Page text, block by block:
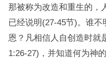
那被称为改造和重生的，
已经说明(27-45节)。谁
恩？凡相信人自创造时就
1:26-27)，并知道何为神